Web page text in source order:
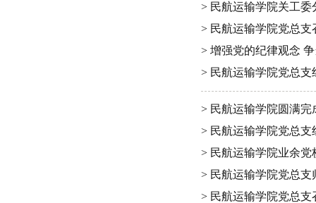
> 民航运输学院关工委
> 民航运输学院党总支
> 增强党的纪律观念
> 民航运输学院党总
> 民航运输学院圆满
> 民航运输学院党总
> 民航运输学院业余
> 民航运输学院党总
> 民航运输学院党总支